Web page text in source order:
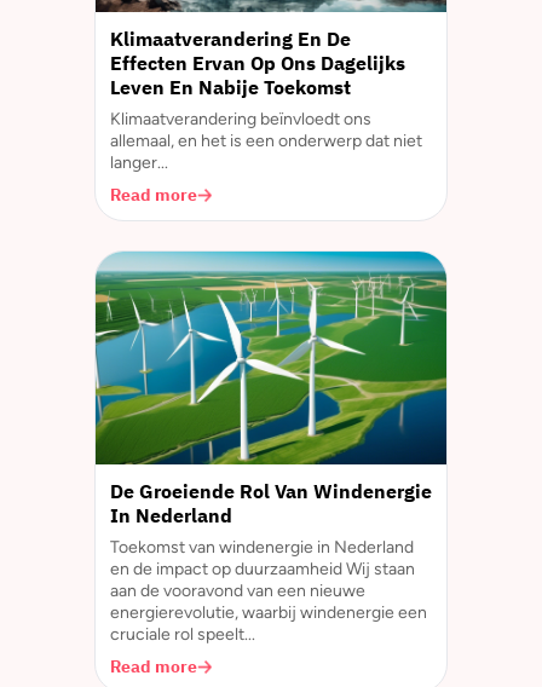
Klimaatverandering En De
Effecten Ervan Op Ons Dagelijks
Leven En Nabije Toekomst
Klimaatverandering beïnvloedt ons
allemaal, en het is een onderwerp dat niet
langer...
Read more
De Groeiende Rol Van Windenergie
In Nederland
Toekomst van windenergie in Nederland
en de impact op duurzaamheid Wij staan
aan de vooravond van een nieuwe
energierevolutie, waarbij windenergie een
cruciale rol speelt...
Read more